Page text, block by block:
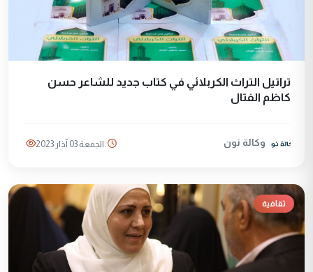
تراتيل التراث الكربلائي في كتاب جديد للشاعر حسن
كاظم الفتال
وكالة نون الجمعة 03 آذار 2023
ثقافية